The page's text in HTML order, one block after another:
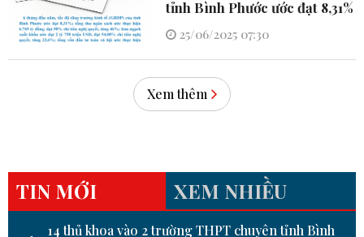
tỉnh Bình Phước ước đạt 8,31%
25/06/2025 07:30
Xem thêm
TIN MỚI XEM NHIỀU
14 thủ khoa vào 2 trường THPT chuyên tỉnh Bình